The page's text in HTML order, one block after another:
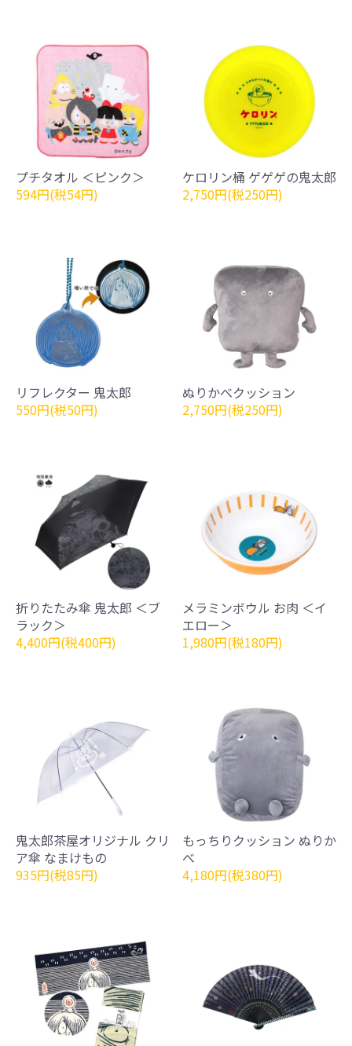
プチタオル ＜ピンク＞
594円(税54円)
ケロリン桶 ゲゲゲの鬼太郎
2,750円(税250円)
リフレクター 鬼太郎
550円(税50円)
ぬりかべクッション
2,750円(税250円)
折りたたみ傘 鬼太郎 ＜ブ
ラック＞
4,400円(税400円)
メラミンボウル お肉 ＜イ
エロー＞
1,980円(税180円)
鬼太郎茶屋オリジナル クリ
ア傘 なまけもの
935円(税85円)
もっちりクッション ぬりか
べ
4,180円(税380円)